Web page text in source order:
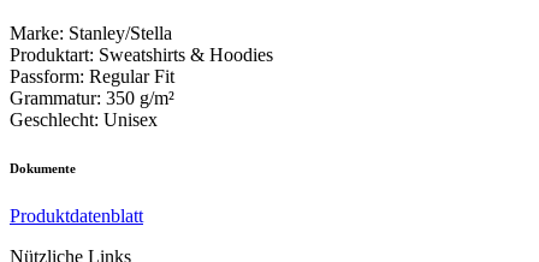
Marke: Stanley/Stella
Produktart: Sweatshirts & Hoodies
Passform: Regular Fit
Grammatur: 350 g/m²
Geschlecht: Unisex
Dokumente
Produktdatenblatt
Nützliche Links